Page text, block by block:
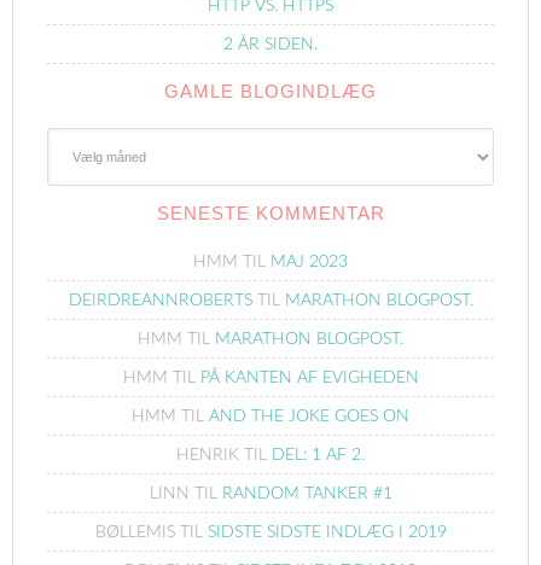
HTTP VS. HTTPS
2 ÅR SIDEN.
GAMLE BLOGINDLÆG
SENESTE KOMMENTAR
HMM TIL MAJ 2023
DEIRDREANNROBERTSTIL MARATHON BLOGPOST.
HMM TIL MARATHON BLOGPOST.
HMM TIL PÅ KANTEN AF EVIGHEDEN
HMM TIL AND THE JOKE GOES ON
HENRIK TIL DEL: 1 AF 2.
LINN TIL RANDOM TANKER #1
BØLLEMISTIL SIDSTE SIDSTE INDLÆG I 2019